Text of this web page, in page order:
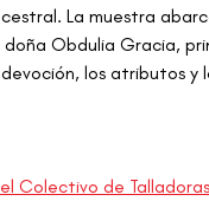
La muestra
Obdulia Gracia,
los atributos
Colectivo de